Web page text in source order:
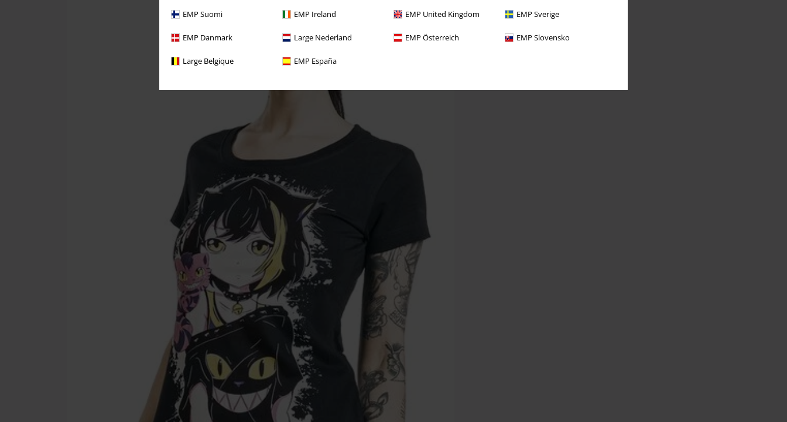
EMP Suomi EMP Ireland EMP United Kingdom EMP Sverige
EMP Danmark Large Nederland EMP Österreich EMP Slovensko
Large Belgique EMP España